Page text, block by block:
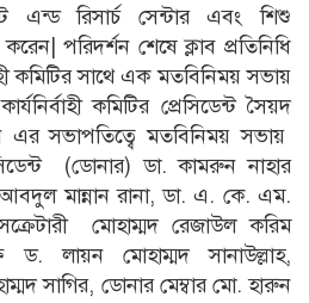
এন্ড রিসার্চ সেন্টার এবং শিশু
পরিদর্শন শেষে ক্লাব প্রতিনিধি
কমিটির সাথে এক মতবিনিময় সভায়
কমিটির প্রেসিডেন্ট সৈয়দ
এর সভাপতিত্বে মতবিনিময় সভায়
(ডোনার) ডা. কামরুন নাহার
আবদুল মান্নান রানা, ডা. এ. কে. এম.
মোহাম্মদ রেজাউল করিম
ড. লায়ন মোহাম্মদ সানাউল্লাহ,
সাগির, ডোনার মেম্বার মো. হারুন